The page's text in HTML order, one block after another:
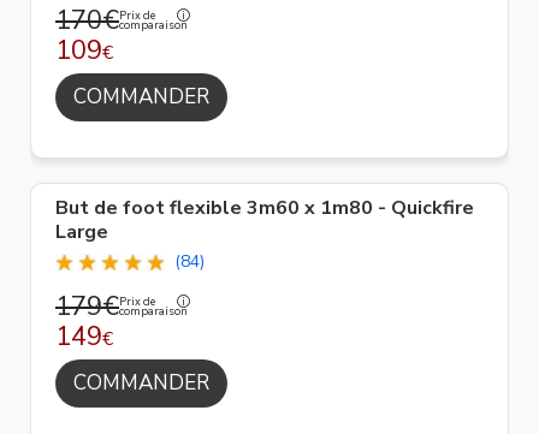
170€Prix de
comparaison
109€
COMMANDER
But de foot flexible 3m60 x 1m80 - Quickfire
Large
(84)
179€Prix de
comparaison
149€
COMMANDER